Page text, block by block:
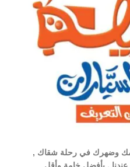
وضهرك في رحلة شقاك ,